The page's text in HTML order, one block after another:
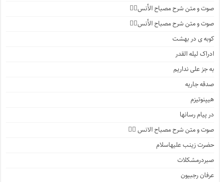
صوت و متن شرح مصباح الأنس۷️⃣
صوت و متن شرح مصباح الأنس۶️⃣
کوبه ی در بهشت
ادراک لیله القدر
به جز علی نداریم
صدقه جاریه
هیپنوتیزم
در پیام رسانها
صوت و متن شرح مصباح الانس ۵️⃣
حضرت زینب علیهاسلام
صبردرمشکلات
عرفان رجبیون